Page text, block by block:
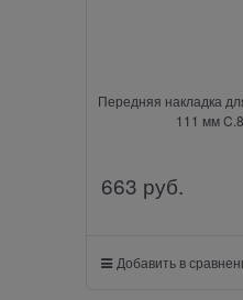
Передняя накладка
111 мм
663 руб.
Добавить в